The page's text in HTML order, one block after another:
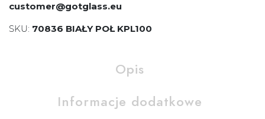
customer@gotglass.eu
SKU: 70836 BIAŁY POŁ KPL100
Opis
Informacje dodatkowe